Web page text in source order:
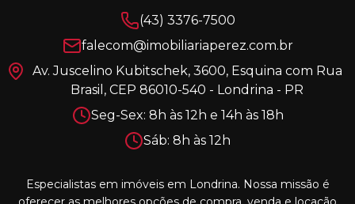
(43) 3376-7500
falecom@imobiliariaperez.com.br
Av. Juscelino Kubitschek, 3600, Esquina com Rua
Brasil, CEP 86010-540 - Londrina - PR
Seg-Sex: 8h às 12h e 14h às 18h
Sáb: 8h às 12h
Especialistas em imóveis em Londrina. Nossa missão é